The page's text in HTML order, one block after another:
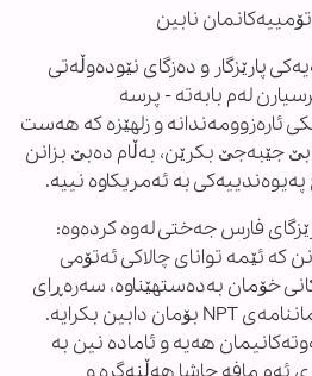
نابین
پارێزگار و دەزگای نێودەوڵەتی
لەم بابەتە - پرسە
ئارەزوومەندانە و زلهێزە کە هەست
جێبەجێ بکرێن، بەڵام دەبێ بزانن
بە ئەمریکاوە نییە.
فارس جەختی لەوە کردەوە:
کە ئێمە توانای چالاکی ئەتۆمی
خۆمان بەدەستهێناوە، سەرەڕای
ئەوەی کە دەبوو بەپێی پەیماننامەی NPT بۆمان دابین بکرایە.
هەیە و ئامادە نین بە